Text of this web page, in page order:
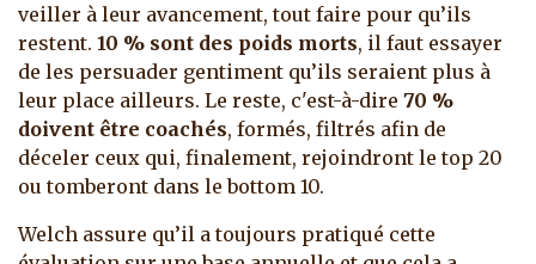
veiller à leur avancement, tout faire pour qu’ils
restent. 10 % sont des poids morts, il faut essayer
de les persuader gentiment qu’ils seraient plus à
leur place ailleurs. Le reste, c'est-à-dire 70 %
doivent être coachés, formés, filtrés afin de
déceler ceux qui, finalement, rejoindront le top 20
ou tomberont dans le bottom 10.
Welch assure qu’il a toujours pratiqué cette